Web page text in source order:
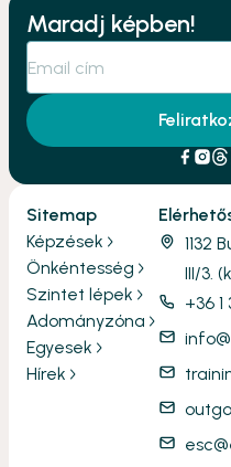
Maradj képben!
Sitemap
Képzések
Önkéntesség
Szintet lépek
Adományzóna
Egyesek
Hírek
1132
III/3.
+36 1